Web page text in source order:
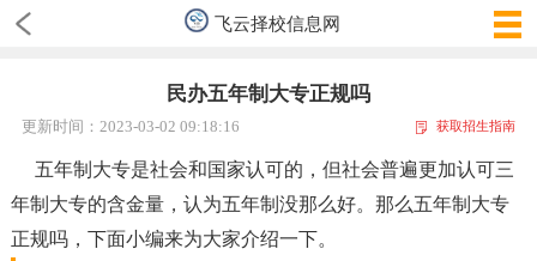
飞云择校信息网
民办五年制大专正规吗
更新时间：2023-03-02 09:18:16 获取招生指南
五年制大专是社会和国家认可的，但社会普遍更加认可三
年制大专的含金量，认为五年制没那么好。那么五年制大专
正规吗，下面小编来为大家介绍一下。